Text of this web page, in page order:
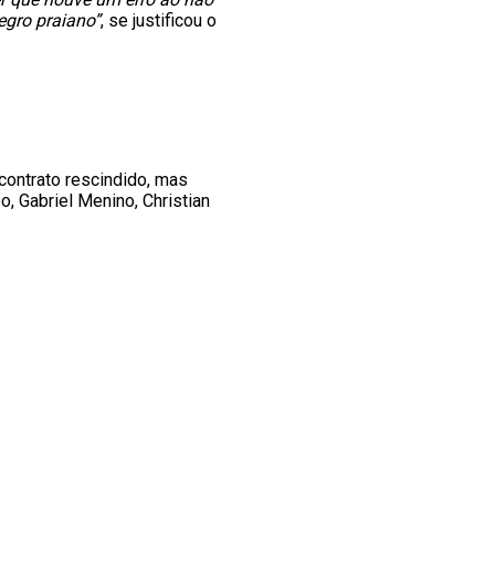
praiano”, se justificou o
rescindido, mas
Gabriel Menino, Christian